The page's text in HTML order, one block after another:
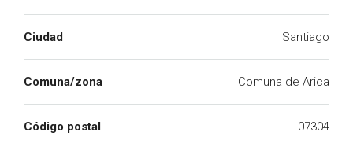
Ciudad Santiago
Comuna/zona Comuna de Arica
Código postal 07304